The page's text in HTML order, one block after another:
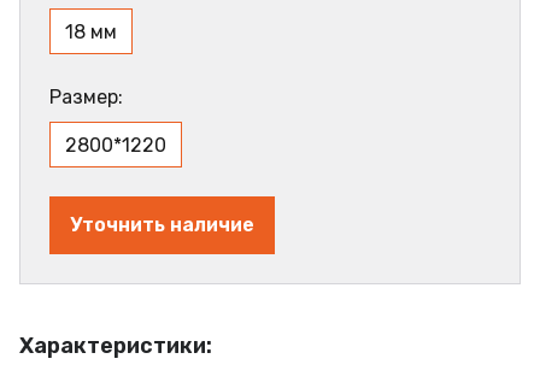
Характеристики:
18 мм
Размер:
2800*1220
Уточнить наличие